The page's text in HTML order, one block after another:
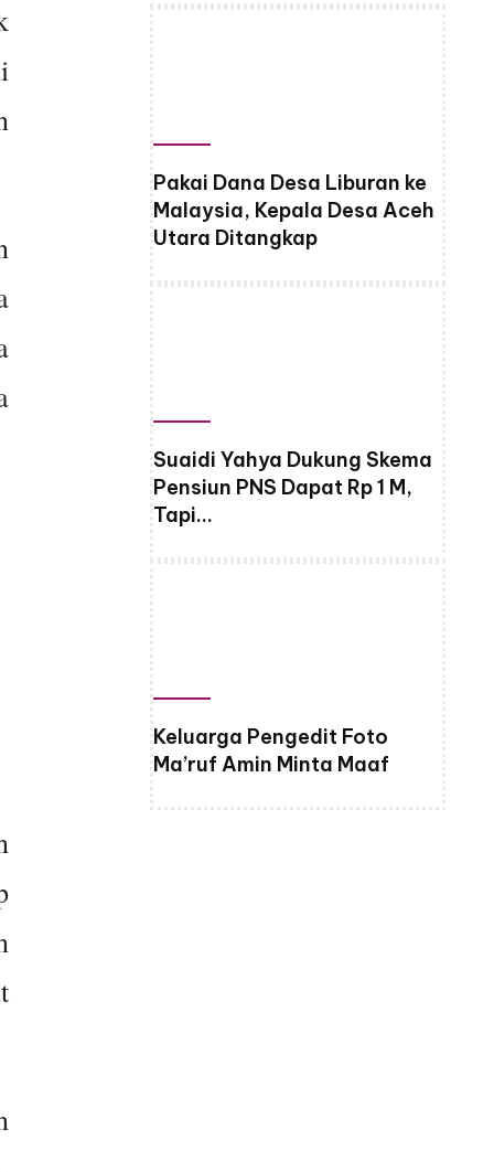
Pakai Dana Desa Liburan ke
Malaysia, Kepala Desa Aceh
Utara Ditangkap
Suaidi Yahya Dukung Skema
Pensiun PNS Dapat Rp 1 M,
Tapi…
Keluarga Pengedit Foto
Ma’ruf Amin Minta Maaf